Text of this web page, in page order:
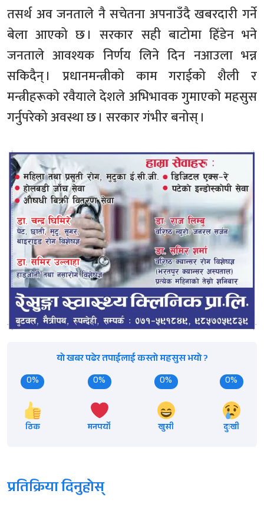
तसर्थ अव जनताले नै सचेतना अपनाउँदै खबरदारी गर्ने
बेला आएको छ । सरकार सही बाटोमा हिँडेन भने
जनताले आवश्यक निर्णय लिने दिन नआउला भन्न
सकिदैन् । प्रधानमन्त्रीको काम गराईको शैली र
मन्त्रीहरूको रवैयाले देशले अभिभावक गुमाएको महसुस
गर्नुपरेको अवस्था छ । सरकार गंभीर बनोस् ।
यो खबर पढेर तपाईलाई कस्तो महसुस भयो ?
0%
ठिक
0%
मनपर्यो
0%
खुसी
0%
दुःखी
प्रतिक्रिया दिनुहोस्